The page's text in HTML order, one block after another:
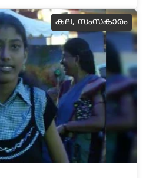
കല, സംസകാരം